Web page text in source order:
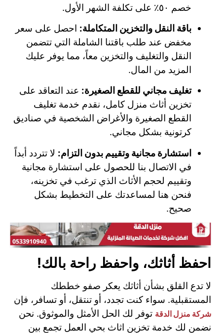
خصم ٥٠٪ على تكلفة الشهر الأول.
باقة النقل والتخزين المتكاملة: احصل على سعر
مخفض عند طلب باقتنا الشاملة التي تتضمن
النقل والتغليف والتخزين معاً، مما يوفر عليك
المزيد من المال.
تغليف مجاني للقطع الصغيرة: عند التعاقد على
تخزين أثاث منزل كامل، نقدم خدمة تغليف
القطع الصغيرة والأغراض الشخصية في صناديق
كرتونية بشكل مجاني.
استشارة مجانية وتقييم بدون التزام: لا تتردد أبداً
في الاتصال بنا للحصول على استشارة مجانية
وتقييم لحجم الأثاث الذي ترغب في تخزينه،
فنحن هنا لمساعدتك على التخطيط بشكل
صحيح.
احفظ أثاثك، واحفظ راحة بالك!
لا تدع القلق بشأن أثاثك يعكر صفو خططك
المستقبلية. سواء كنت تجدد، أو تنتقل، أو تسافر، فإن
شركة منزل الدقة توفر لك الحل الأمثل والموثوق. نحن
نضمن لك خدمة تخزين اثاث بحي العمل تجمع بين